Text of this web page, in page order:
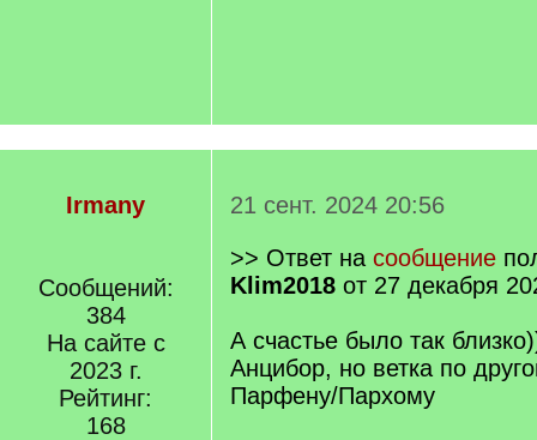
Irmany
Сообщений:
384
На сайте с
2023 г.
Рейтинг:
168
21 сент. 2024 20:56
>> Ответ на сообщение
Klim2018 от 27 декабря
А счастье было так
Анцибор, но ветка по
Парфену/Пархому